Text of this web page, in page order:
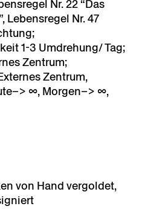
Nr. 22 “Das
Lebensregel Nr. 47
1-3 Umdrehung/ Tag;
Zentrum;
Zentrum,
∞, Morgen–> ∞,
von Hand vergoldet,